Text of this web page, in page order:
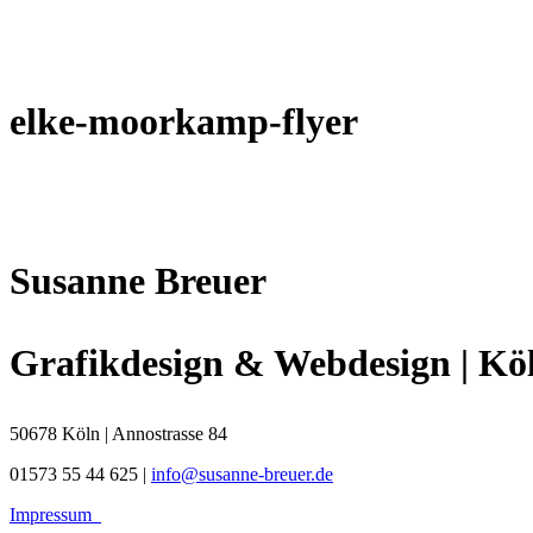
elke-moorkamp-flyer
Susanne Breuer
Grafikdesign & Webdesign |
50678 Köln | Annostrasse 84
01573 55 44 625 | info@susanne-breuer.de
Impressum